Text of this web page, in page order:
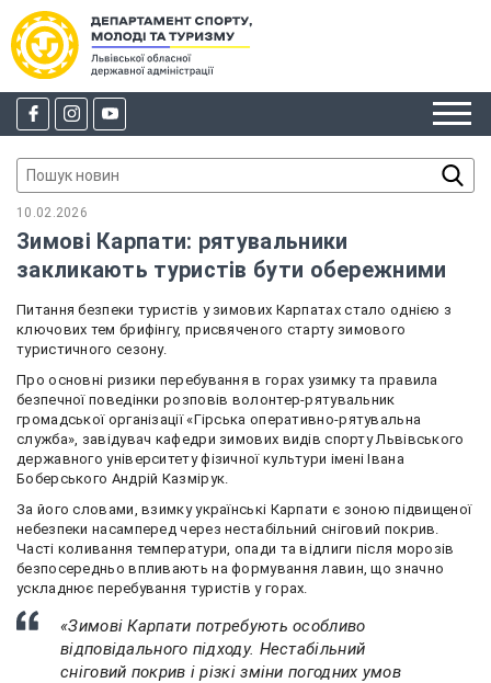
10.02.2026
Зимові Карпати: рятувальники
закликають туристів бути обережними
Питання безпеки туристів у зимових Карпатах стало однією з
ключових тем брифінгу, присвяченого старту зимового
туристичного сезону.
Про основні ризики перебування в горах узимку та правила
безпечної поведінки розповів волонтер-рятувальник
громадської організації «Гірська оперативно-рятувальна
служба», завідувач кафедри зимових видів спорту Львівського
державного університету фізичної культури імені Івана
Боберського Андрій Казмірук.
За його словами, взимку українські Карпати є зоною підвищеної
небезпеки насамперед через нестабільний сніговий покрив.
Часті коливання температури, опади та відлиги після морозів
безпосередньо впливають на формування лавин, що значно
ускладнює перебування туристів у горах.
«Зимові Карпати потребують особливо
відповідального підходу. Нестабільний
сніговий покрив і різкі зміни погодних умов